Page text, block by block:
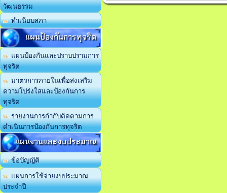
วัฒนธรรม
ทำเนียบสภา
แผนป้องกันการทุจริต
แผนป้องกันและปราบปรามการ
ทุจริต
มาตรการภายในเพื่อส่งเสริม
ความโปร่งใสและป้องกันการ
ทุจริต
รายงานการกำกับติดตามการ
ดำเนินการป้องกันการทุจริต
แผนงานและงบประมาณ
ข้อบัญญัติ
แผนการใช้จ่ายงบประมาณ
ประจำปี